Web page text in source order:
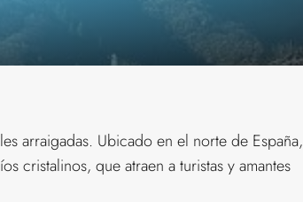
arraigadas. Ubicado en el norte de España,
cristalinos, que atraen a turistas y amantes